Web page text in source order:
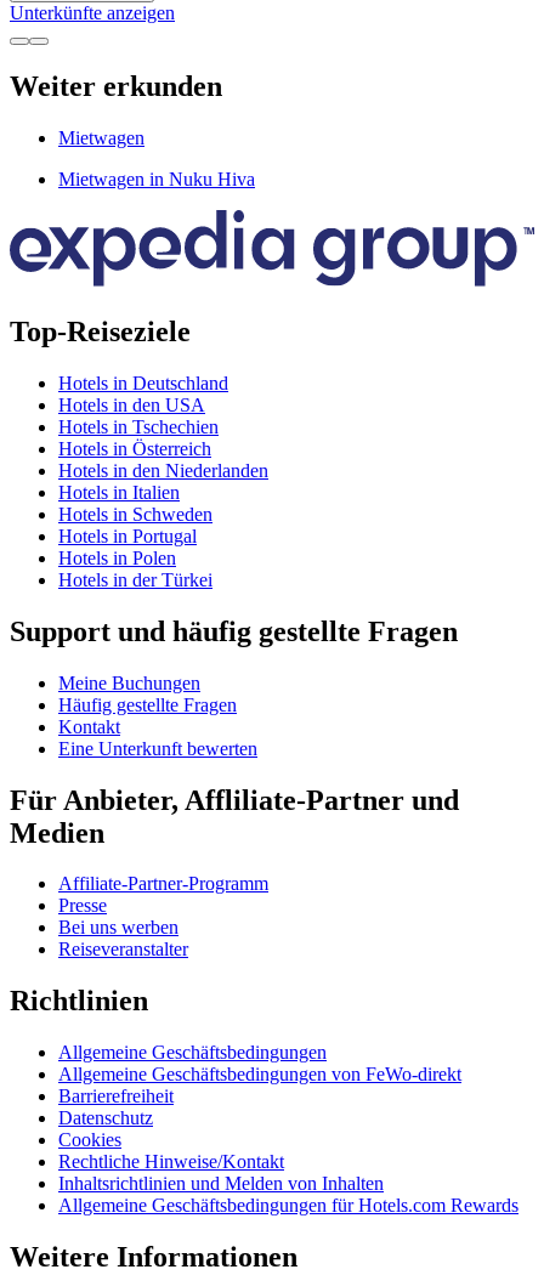
Unterkünfte anzeigen
Weiter erkunden
Mietwagen
Mietwagen in Nuku Hiva
Top-Reiseziele
Hotels in Deutschland
Hotels in den USA
Hotels in Tschechien
Hotels in Österreich
Hotels in den Niederlanden
Hotels in Italien
Hotels in Schweden
Hotels in Portugal
Hotels in Polen
Hotels in der Türkei
Support und häufig gestellte Fragen
Meine Buchungen
Häufig gestellte Fragen
Kontakt
Eine Unterkunft bewerten
Für Anbieter, Affliliate-Partner und
Medien
Affiliate-Partner-Programm
Presse
Bei uns werben
Reiseveranstalter
Richtlinien
Allgemeine Geschäftsbedingungen
Allgemeine Geschäftsbedingungen von FeWo-direkt
Barrierefreiheit
Datenschutz
Cookies
Rechtliche Hinweise/Kontakt
Inhaltsrichtlinien und Melden von Inhalten
Allgemeine Geschäftsbedingungen für Hotels.com Rewards
Weitere Informationen